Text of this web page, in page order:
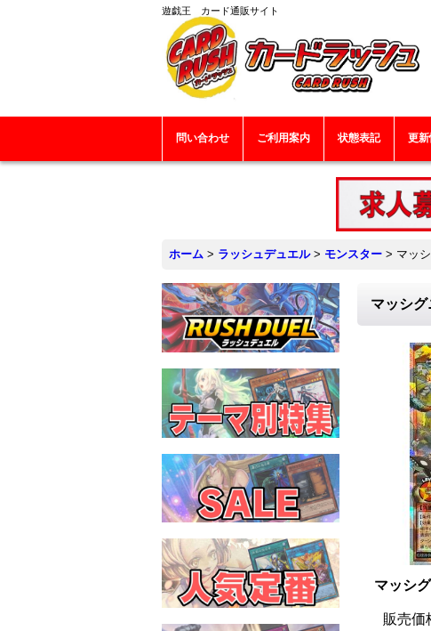
遊戯王 カード通販サイト
問い合わせ ご利用案内 状態表記 更新
ホーム > ラッシュデュエル > モンスター > マッ
マッシ
マッシ
販売価